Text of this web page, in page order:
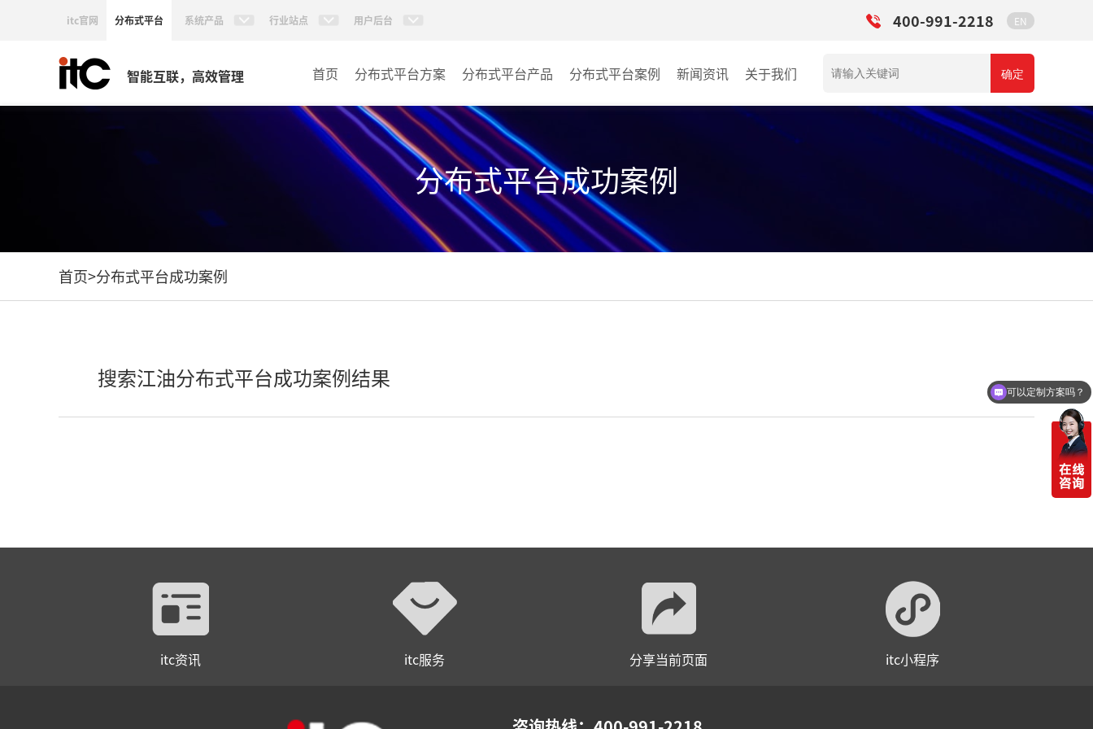
itc官网 分布式平台 系统产品 行业站点 用户后台 400-991-2218 EN
智能互联，高效管理 首页 分布式平台方案 分布式平台产品
AI智慧分布式系统
KVM坐席管理系统
分布式平台案例
报告厅
监控中心
城市大脑
新闻资讯 关于我们 确定
分布式平台成功案例
首页>分布式平台成功案例
搜索江油分布式平台成功案例结果
itc资讯 itc服务 分享当前页面 itc小程序
可以定制方案吗？